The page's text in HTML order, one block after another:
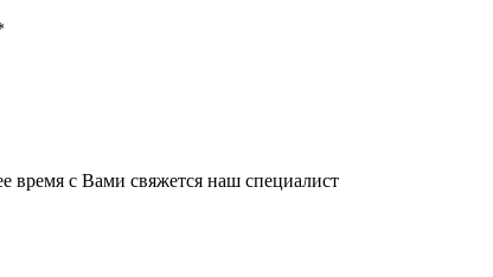
с Вами свяжется наш специалист